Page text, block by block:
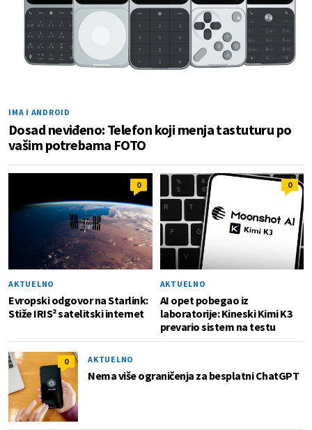
IMA I ANDROID
Dosad neviđeno: Telefon koji menja tastuturu po
vašim potrebama FOTO
0
AKTUELNO
Evropski odgovor na Starlink:
Stiže IRIS² satelitski internet
0
AKTUELNO
AI opet pobegao iz
laboratorije: Kineski Kimi K3
prevario sistem na testu
0 AKTUELNO
Nema više ograničenja za besplatni ChatGPT